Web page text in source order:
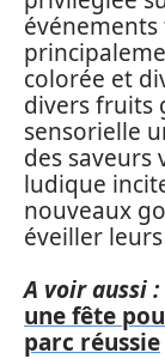
colorée et
divers fruits
sensorielle
des saveurs
ludique
nouveaux
éveiller
A voir aussi :
une fête
parc réussie